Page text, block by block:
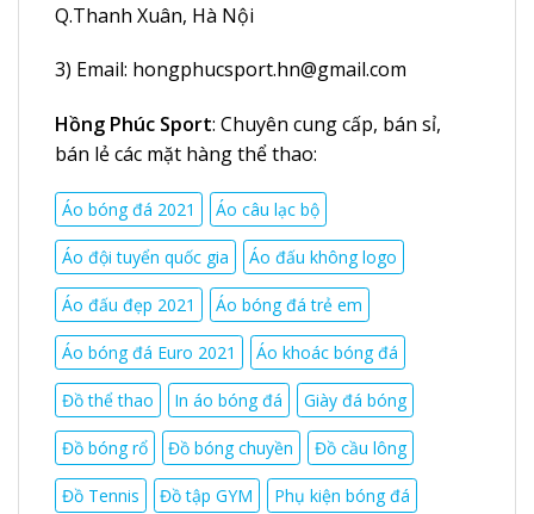
Q.Thanh Xuân, Hà Nội
3) Email: hongphucsport.hn@gmail.com
Hồng Phúc Sport: Chuyên cung cấp, bán sỉ,
bán lẻ các mặt hàng thể thao:
Áo bóng đá 2021 Áo câu lạc bộ
Áo đội tuyển quốc gia Áo đấu không logo
Áo đấu đẹp 2021 Áo bóng đá trẻ em
Áo bóng đá Euro 2021 Áo khoác bóng đá
Đồ thể thao In áo bóng đá Giày đá bóng
Đồ bóng rổ Đồ bóng chuyền Đồ cầu lông
Đồ Tennis Đồ tập GYM Phụ kiện bóng đá